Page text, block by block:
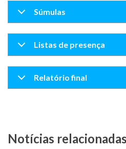
Súmulas
Listas de presença
Relatório final
Notícias relacionadas